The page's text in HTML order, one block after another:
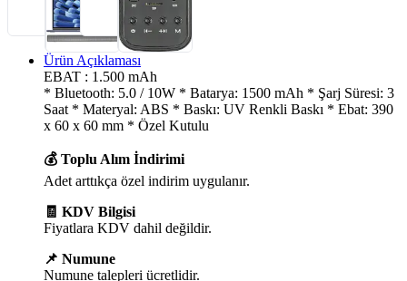
Ürün Açıklaması
EBAT : 1.500 mAh
* Bluetooth: 5.0 / 10W * Batarya: 1500 mAh * Şarj Süresi: 3
Saat * Materyal: ABS * Baskı: UV Renkli Baskı * Ebat: 390
x 60 x 60 mm * Özel Kutulu
💰 Toplu Alım İndirimi
Adet arttıkça özel indirim uygulanır.
🧾 KDV Bilgisi
Fiyatlara KDV dahil değildir.
📌 Numune
Numune talepleri ücretlidir.